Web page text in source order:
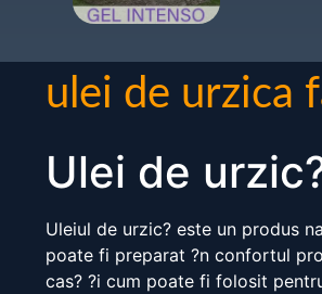
ulei de urzica
Ulei de
Uleiul de urzic? este un produs
poate fi preparat ?n confortul
cas? ?i cum poate fi folosit